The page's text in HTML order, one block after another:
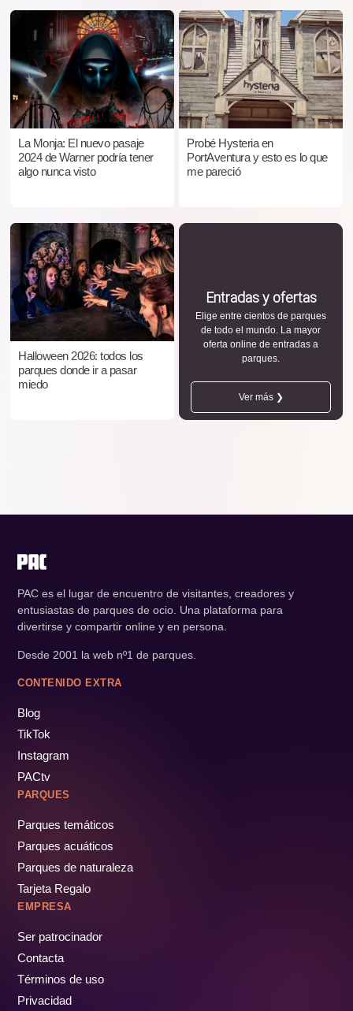
La Monja: El nuevo pasaje
2024 de Warner podría tener
algo nunca visto
Probé Hysteria en
PortAventura y esto es lo que
me pareció
Halloween 2026: todos los
parques donde ir a pasar
miedo
Entradas y ofertas
Elige entre cientos de parques
de todo el mundo. La mayor
oferta online de entradas a
parques.
Ver más ❯
PAC es el lugar de encuentro de visitantes, creadores y
entusiastas de parques de ocio. Una plataforma para
divertirse y compartir online y en persona.
Desde 2001 la web nº1 de parques.
CONTENIDO EXTRA
Blog
TikTok
Instagram
PACtv
PARQUES
Parques temáticos
Parques acuáticos
Parques de naturaleza
Tarjeta Regalo
EMPRESA
Ser patrocinador
Contacta
Términos de uso
Privacidad